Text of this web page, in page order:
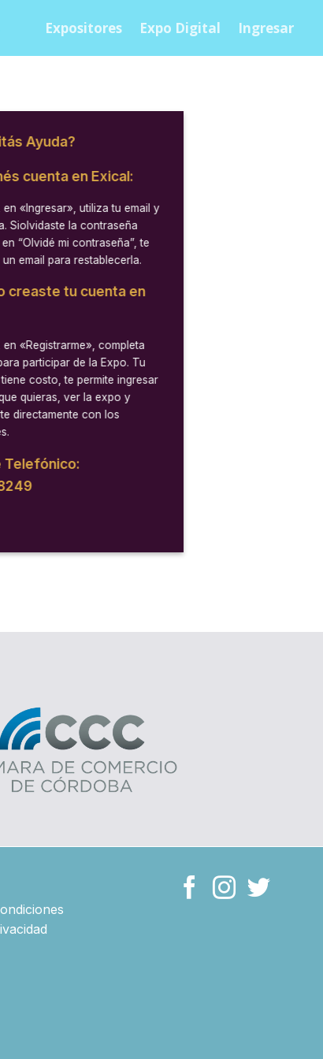
Expositores Expo Digital Ingresar
Ayuda?
cuenta en Exical:
en «Ingresar», utiliza tu email y
Siolvidaste la contraseña
“Olvidé mi contraseña”, te
email para restablecerla.
creaste tu cuenta en
en «Registrarme», completa
participar de la Expo. Tu
costo, te permite ingresar
quieras, ver la expo y
directamente con los
Telefónico: